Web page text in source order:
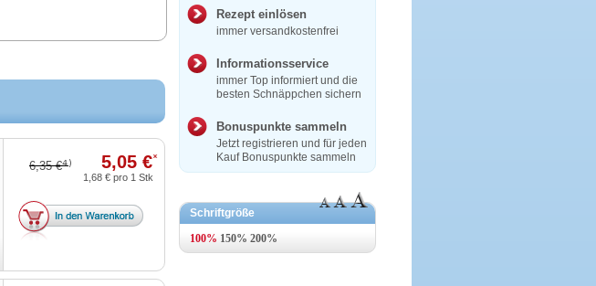
6,35 €4) 5,05 €*
1,68 € pro 1 Stk
Rezept einlösen
immer versandkostenfrei
Informationsservice
immer Top informiert und die
besten Schnäppchen sichern
Bonuspunkte sammeln
Jetzt registrieren und für jeden
Kauf Bonuspunkte sammeln
Schriftgröße